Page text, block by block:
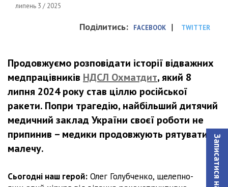
липень 3 / 2025
Поділитись: FACEBOOK | TWITTER
Продовжуємо розповідати історії відважних
медпрацівників НДСЛ Охматдит, який 8
липня 2024 року став ціллю російської
ракети. Попри трагедію, найбільший дитячий
медичний заклад України своєї роботи не
припинив – медики продовжують рятувати
малечу.
Сьогодні наш герой: Олег Голубченко, щелепно-